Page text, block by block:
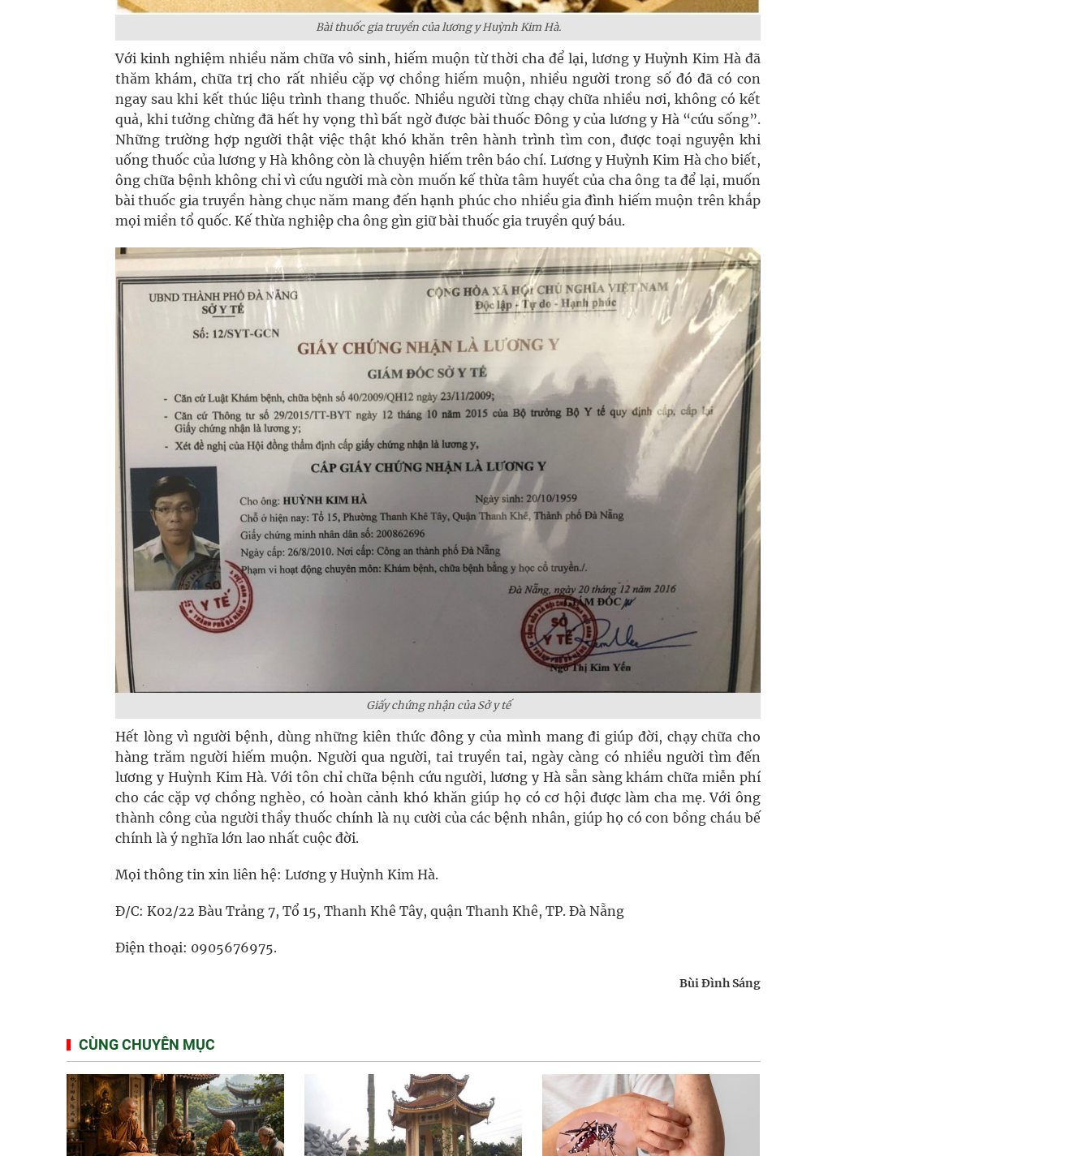
Bài thuốc gia truyền của lương y Huỳnh Kim Hà.
Với kinh nghiệm nhiều năm chữa vô sinh, hiếm muộn từ thời cha để lại, lương y Huỳnh Kim Hà đã
thăm khám, chữa trị cho rất nhiều cặp vợ chồng hiếm muộn, nhiều người trong số đó đã có con
ngay sau khi kết thúc liệu trình thang thuốc. Nhiều người từng chạy chữa nhiều nơi, không có kết
quả, khi tưởng chừng đã hết hy vọng thì bất ngờ được bài thuốc Đông y của lương y Hà “cứu sống”.
Những trường hợp người thật việc thật khó khăn trên hành trình tìm con, được toại nguyện khi
uống thuốc của lương y Hà không còn là chuyện hiếm trên báo chí. Lương y Huỳnh Kim Hà cho biết,
ông chữa bệnh không chỉ vì cứu người mà còn muốn kế thừa tâm huyết của cha ông ta để lại, muốn
bài thuốc gia truyền hàng chục năm mang đến hạnh phúc cho nhiều gia đình hiếm muộn trên khắp
mọi miền tổ quốc. Kế thừa nghiệp cha ông gìn giữ bài thuốc gia truyền quý báu.
Giấy chứng nhận của Sở y tế
Hết lòng vì người bệnh, dùng những kiên thức đông y của mình mang đi giúp đời, chạy chữa cho
hàng trăm người hiếm muộn. Người qua người, tai truyền tai, ngày càng có nhiều người tìm đến
lương y Huỳnh Kim Hà. Với tôn chỉ chữa bệnh cứu người, lương y Hà sẵn sàng khám chữa miễn phí
cho các cặp vợ chồng nghèo, có hoàn cảnh khó khăn giúp họ có cơ hội được làm cha mẹ. Với ông
thành công của người thầy thuốc chính là nụ cười của các bệnh nhân, giúp họ có con bồng cháu bế
chính là ý nghĩa lớn lao nhất cuộc đời.
Mọi thông tin xin liên hệ: Lương y Huỳnh Kim Hà.
Đ/C: K02/22 Bàu Trảng 7, Tổ 15, Thanh Khê Tây, quận Thanh Khê, TP. Đà Nẵng
Điện thoại: 0905676975.
Bùi Đình Sáng
CÙNG CHUYÊN MỤC